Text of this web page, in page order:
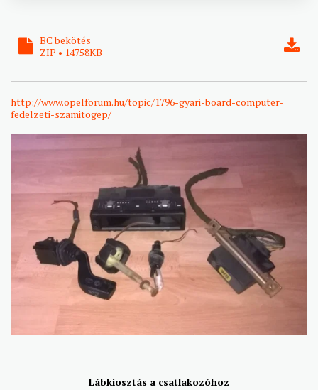
BC bekötés
ZIP • 14758KB
http://www.opelforum.hu/topic/1796-gyari-board-computer-
fedelzeti-szamitogep/
Lábkiosztás a csatlakozóhoz